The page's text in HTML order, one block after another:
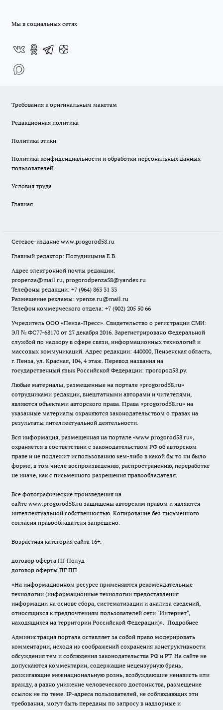
Мы в социальных сетях
Требования к оригинальным макетам
Редакционная политика
Политика этики
Политика конфиденциальности и обработки персональных данных
пользователей̆
Условия труда
Главная
Сетевое-издание www.progorod58.ru
Главный редактор: Полудницына Е.В.
Адрес электронной почты редакции:
propenza@mail.ru, progorodpenza58@yandex.ru
Телефоны редакции: +7 (964) 863 31 33
Размещение рекламы: vpenze.ru@mail.ru
Телефон коммерческого отдела: +7 (902) 205 50 66
Учредитель ООО «Пенза-Пресс». Свидетельство о регистрации СМИ:
ЭЛ № ФС77-68170 от 27 декабря 2016. Зарегистрировано Федеральной
службой по надзору в сфере связи, информационных технологий и
массовых коммуникаций. Адрес редакции: 440000, Пензенская область,
г. Пенза, ул. Красная, 104, 4 этаж. Перевод названия на
государственный язык Российской Федерации: прогород58.ру.
Любые материалы, размещенные на портале «progorod58.ru»
сотрудниками редакции, внештатными авторами и читателями,
являются объектами авторского права. Права «progorod58.ru» на
указанные материалы охраняются законодательством о правах на
результаты интеллектуальной деятельности.
Вся информация, размещенная на портале «www.progorod58.ru»,
охраняется в соответствии с законодательством РФ об авторском
праве и не подлежит использованию кем-либо в какой бы то ни было
форме, в том числе воспроизведению, распространению, переработке
не иначе, как с письменного разрешения правообладателя.
Все фотографические произведения на
сайте www.progorod58.ru защищены авторским правом и являются
интеллектуальной собственностью. Копирование без письменного
согласия правообладателя запрещено.
Возрастная категория сайта 16+.
договор оферта ПГ Полуд
договор оферты ПГ ПП
«На информационном ресурсе применяются рекомендательные
технологии (информационные технологии предоставления
информации на основе сбора, систематизации и анализа сведений,
относящихся к предпочтениям пользователей сети "Интернет",
находящихся на территории Российской Федерации)». Подробнее
Администрация портала оставляет за собой право модерировать
комментарии, исходя из соображений сохранения конструктивности
обсуждения тем и соблюдения законодательства РФ и РТ. На сайте не
допускаются комментарии, содержащие нецензурную брань,
разжигающие межнациональную рознь, возбуждающие ненависть или
вражду, а равно унижение человеческого достоинства, размещение
ссылок не по теме. IP-адреса пользователей, не соблюдающих эти
требования, могут быть переданы по запросу в надзорные и